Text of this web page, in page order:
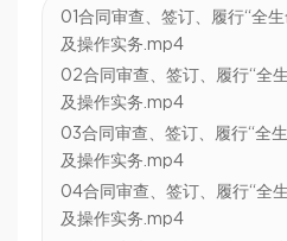
01合同审查、签订、履行“全
及操作实务.mp4
02合同审查、签订、履行“全
及操作实务.mp4
03合同审查、签订、履行“全
及操作实务.mp4
04合同审查、签订、履行“全
及操作实务.mp4